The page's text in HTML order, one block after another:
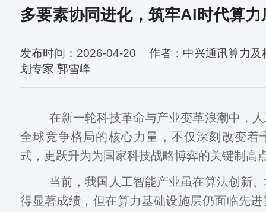
多要素协同进化，筑牢AI时代算力
发布时间：2026-04-20
作者：中兴通讯算力
划专家 郭雪峰
在新一轮科技革命与产业变革浪潮中，人
全球竞争格局的核心力量，不仅深刻改变着
式，更跃升为为国家科技战略博弈的关键制高
当前，我国人工智能产业虽在算法创新、
得显著成绩，但在算力基础设施层仍面临先